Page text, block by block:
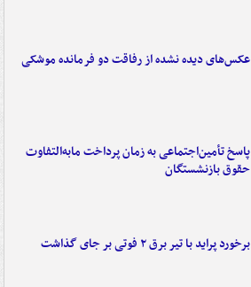
عکس‌های دیده نشده از رفاقت دو فرمانده‌ موشکی
پاسخ تأمین‌اجتماعی به زمان پرداخت مابه‌التفاوت
حقوق بازنشستگان
برخورد پراید با تیر برق ۲ فوتی بر جای گذاشت